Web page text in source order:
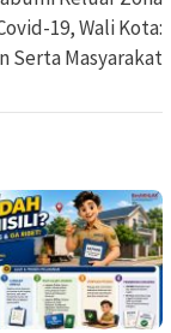
19, Wali Kota:
Serta Masyarakat